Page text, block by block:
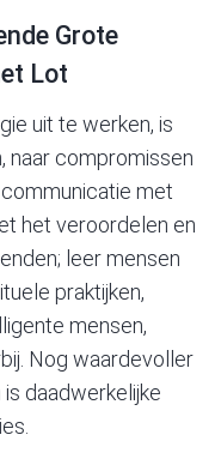
Grote
Lot
uit te werken, is
naar compromissen
met
het veroordelen en
leer mensen
praktijken,
mensen,
Nog waardevoller
daadwerkelijke